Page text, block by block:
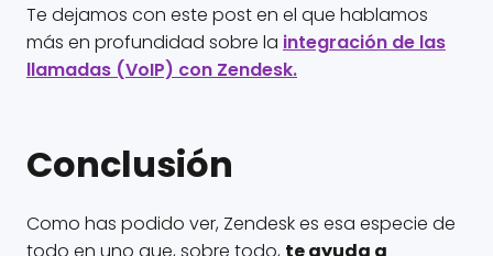
Te dejamos con este post en el que hablamos
más en profundidad sobre la integración de las
llamadas (VoIP) con Zendesk.
Conclusión
Como has podido ver, Zendesk es esa especie de